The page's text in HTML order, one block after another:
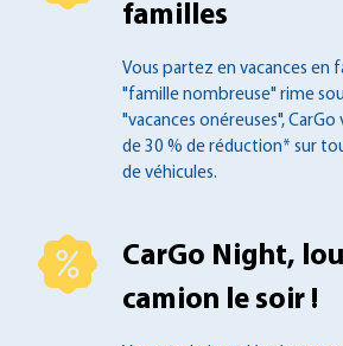
familles
Vous partez en vacances en
"famille nombreuse" rime
"vacances onéreuses", CarGo
de 30 % de réduction* sur
de véhicules.
CarGo Night,
camion le soir !